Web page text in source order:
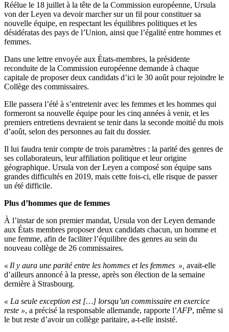
Réélue le 18 juillet à la tête de la Commission européenne, Ursula
von der Leyen va devoir marcher sur un fil pour constituer sa
nouvelle équipe, en respectant les équilibres politiques et les
désidératas des pays de l’Union, ainsi que l’égalité entre hommes et
femmes.
Dans une lettre envoyée aux États-membres, la présidente
reconduite de la Commission européenne demande à chaque
capitale de proposer deux candidats d’ici le 30 août pour rejoindre le
Collège des commissaires.
Elle passera l’été à s’entretenir avec les femmes et les hommes qui
formeront sa nouvelle équipe pour les cinq années à venir, et les
premiers entretiens devraient se tenir dans la seconde moitié du mois
d’août, selon des personnes au fait du dossier.
Il lui faudra tenir compte de trois paramètres : la parité des genres de
ses collaborateurs, leur affiliation politique et leur origine
géographique. Ursula von der Leyen a composé son équipe sans
grandes difficultés en 2019, mais cette fois-ci, elle risque de passer
un été difficile.
Plus d’hommes que de femmes
À l’instar de son premier mandat, Ursula von der Leyen demande
aux États membres proposer deux candidats chacun, un homme et
une femme, afin de faciliter l’équilibre des genres au sein du
nouveau collège de 26 commissaires.
« Il y aura une parité entre les hommes et les femmes », avait-elle
d’ailleurs annoncé à la presse, après son élection de la semaine
dernière à Strasbourg.
« La seule exception est […] lorsqu’un commissaire en exercice
reste », a précisé la responsable allemande, rapporte l’AFP, même si
le but reste d’avoir un collège paritaire, a-t-elle insisté.